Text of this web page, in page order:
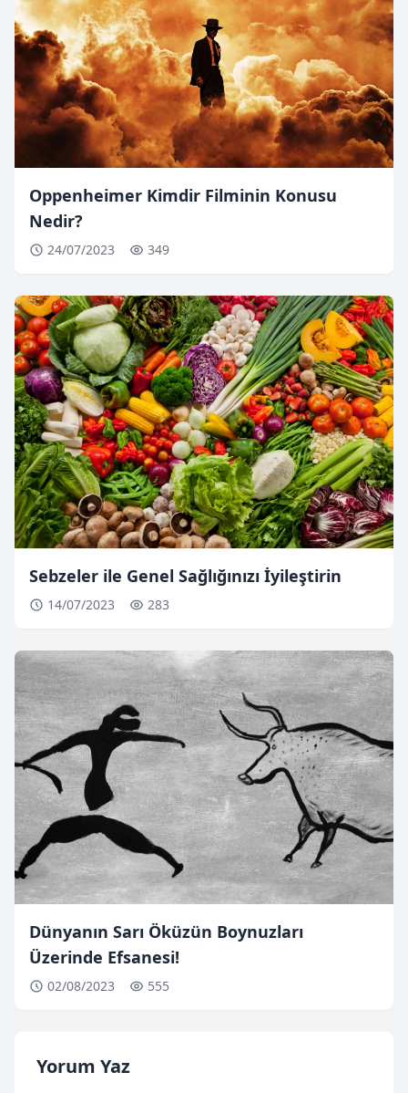
Oppenheimer Kimdir Filminin Konusu
Nedir?
24/07/2023 349
Sebzeler ile Genel Sağlığınızı İyileştirin
14/07/2023 283
Dünyanın Sarı Öküzün Boynuzları
Üzerinde Efsanesi!
02/08/2023 555
Yorum Yaz